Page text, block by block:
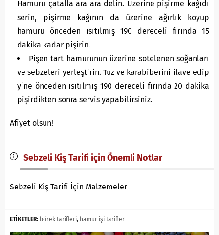
Hamuru çatalla ara ara delin. Üzerine pişirme kağıdı
serin, pişirme kağının da üzerine ağırlık koyup
hamuru önceden ısıtılmış 190 dereceli fırında 15
dakika kadar pişirin.
Pişen tart hamurunun üzerine sotelenen soğanları
ve sebzeleri yerleştirin. Tuz ve karabiberini ilave edip
yine önceden ısıtılmış 190 dereceli fırında 20 dakika
pişirdikten sonra servis yapabilirsiniz.
Afiyet olsun!
Sebzeli Kiş Tarifi için Önemli Notlar
Sebzeli Kiş Tarifi İçin Malzemeler
ETİKETLER: börek tarifleri, hamur işi tarifler